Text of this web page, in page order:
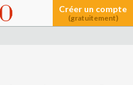
Créer un compte
(gratuitement)